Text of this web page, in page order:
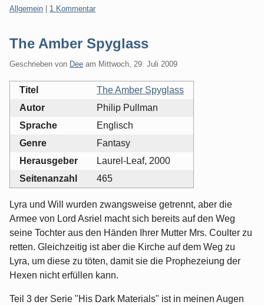
Kategorien:
Allgemein 1 Kommentar
The Amber Spyglass
Geschrieben von Dee am Mittwoch, 29. Juli 2009
Titel
The Amber Spyglass
Autor
Philip Pullman
Sprache
Englisch
Genre
Fantasy
Herausgeber
Laurel-Leaf, 2000
Seitenanzahl
465
Lyra und Will wurden zwangsweise getrennt, aber die
Armee von Lord Asriel macht sich bereits auf den Weg
seine Tochter aus den Händen Ihrer Mutter Mrs. Coulter zu
retten. Gleichzeitig ist aber die Kirche auf dem Weg zu
Lyra, um diese zu töten, damit sie die Prophezeiung der
Hexen nicht erfüllen kann.
Teil 3 der Serie "His Dark Materials" ist in meinen Augen